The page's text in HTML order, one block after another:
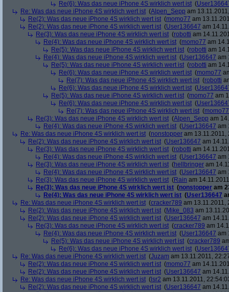
Re(6): Was das neue iPhone 4S wirklich wert ist (
Re: Was das neue iPhone 4S wirklich wert ist (Alpen_Sepp am
Re(2): Was das neue iPhone 4S wirklich wert ist (momo77 am
Re(2): Was das neue iPhone 4S wirklich wert ist (User136647 am
Re(3): Was das neue iPhone 4S wirklich wert ist (robotti am
Re(4): Was das neue iPhone 4S wirklich wert ist (momo77 am
Re(5): Was das neue iPhone 4S wirklich wert ist (robotti am
Re(4): Was das neue iPhone 4S wirklich wert ist (User136647 am
Re(5): Was das neue iPhone 4S wirklich wert ist (robotti am
Re(6): Was das neue iPhone 4S wirklich wert ist (momo77
Re(7): Was das neue iPhone 4S wirklich wert ist (robotti
Re(6): Was das neue iPhone 4S wirklich wert ist (
Re(5): Was das neue iPhone 4S wirklich wert ist (momo77 am
Re(6): Was das neue iPhone 4S wirklich wert ist (
Re(7): Was das neue iPhone 4S wirklich wert ist (momo77
Re(3): Was das neue iPhone 4S wirklich wert ist (Alpen_Sepp am
Re(4): Was das neue iPhone 4S wirklich wert ist (User136647 am
Re: Was das neue iPhone 4S wirklich wert ist (nonstopper am 13.11.2011,
Re(2): Was das neue iPhone 4S wirklich wert ist (User136647 am
Re(3): Was das neue iPhone 4S wirklich wert ist (robotti am
Re(4): Was das neue iPhone 4S wirklich wert ist (User136647 am
Re(3): Was das neue iPhone 4S wirklich wert ist (hellbringer am
Re(4): Was das neue iPhone 4S wirklich wert ist (User136647 am
Re(3): Was das neue iPhone 4S wirklich wert ist (Rain am
Re(3): Was das neue iPhone 4S wirklich wert ist (nonstopper am
Re(4): Was das neue iPhone 4S wirklich wert ist (User136647
Re: Was das neue iPhone 4S wirklich wert ist (cracker789 am 13.11.2011,
Re(2): Was das neue iPhone 4S wirklich wert ist (Mike_083 am
Re(2): Was das neue iPhone 4S wirklich wert ist (User136647 am
Re(3): Was das neue iPhone 4S wirklich wert ist (cracker789 am
Re(4): Was das neue iPhone 4S wirklich wert ist (User136647 am
Re(5): Was das neue iPhone 4S wirklich wert ist (cracker789
Re(6): Was das neue iPhone 4S wirklich wert ist (
Re: Was das neue iPhone 4S wirklich wert ist (Juzam am 13.11.2011,
Re(2): Was das neue iPhone 4S wirklich wert ist (momo77 am
Re(2): Was das neue iPhone 4S wirklich wert ist (User136647 am
Re: Was das neue iPhone 4S wirklich wert ist ( lsr2 am 13.11.2011,
Re(2): Was das neue iPhone 4S wirklich wert ist (User136647 am